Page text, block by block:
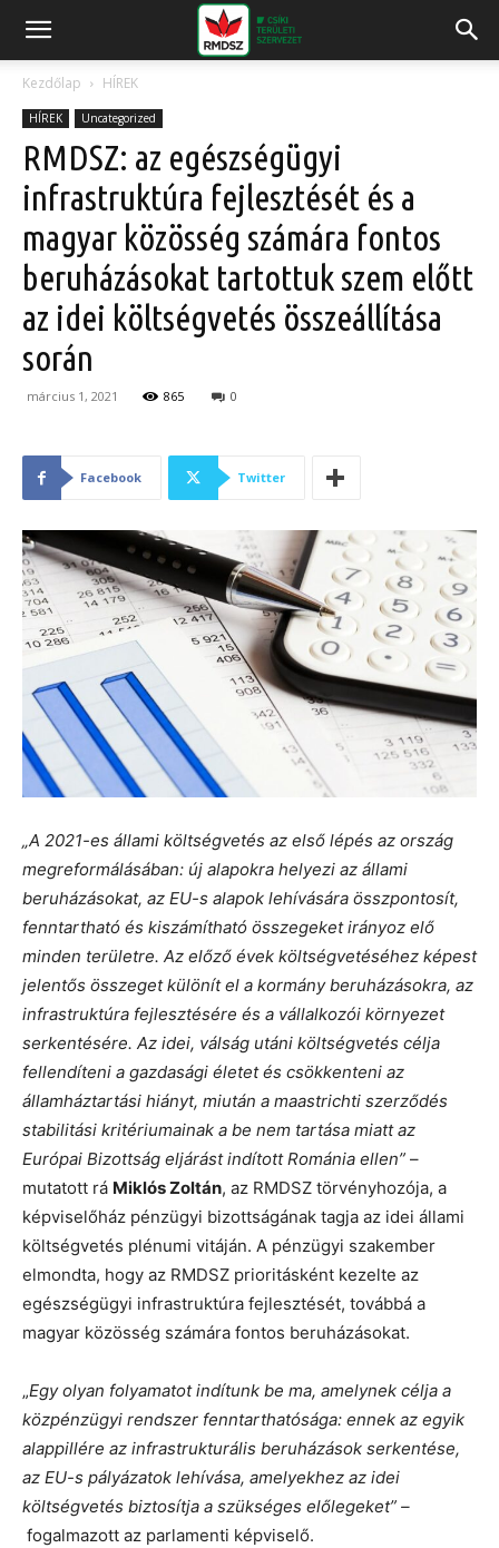
Kezdőlap HÍREK
HÍREK Uncategorized
RMDSZ: az egészségügyi
infrastruktúra fejlesztését és a
magyar közösség számára fontos
beruházásokat tartottuk szem előtt
az idei költségvetés összeállítása
során
március 1, 2021 865 0
Facebook Twitter
„A 2021-es állami költségvetés az első lépés az ország
megreformálásában: új alapokra helyezi az állami
beruházásokat, az EU-s alapok lehívására összpontosít,
fenntartható és kiszámítható összegeket irányoz elő
minden területre. Az előző évek költségvetéséhez képest
jelentős összeget különít el a kormány beruházásokra, az
infrastruktúra fejlesztésére és a vállalkozói környezet
serkentésére. Az idei, válság utáni költségvetés célja
fellendíteni a gazdasági életet és csökkenteni az
államháztartási hiányt, miután a maastrichti szerződés
stabilitási kritériumainak a be nem tartása miatt az
Európai Bizottság eljárást indított Románia ellen” –
mutatott rá Miklós Zoltán, az RMDSZ törvényhozója, a
képviselőház pénzügyi bizottságának tagja az idei állami
költségvetés plénumi vitáján. A pénzügyi szakember
elmondta, hogy az RMDSZ prioritásként kezelte az
egészségügyi infrastruktúra fejlesztését, továbbá a
magyar közösség számára fontos beruházásokat.
„Egy olyan folyamatot indítunk be ma, amelynek célja a
közpénzügyi rendszer fenntarthatósága: ennek az egyik
alappillére az infrastrukturális beruházások serkentése,
az EU-s pályázatok lehívása, amelyekhez az idei
költségvetés biztosítja a szükséges előlegeket” –
fogalmazott az parlamenti képviselő.